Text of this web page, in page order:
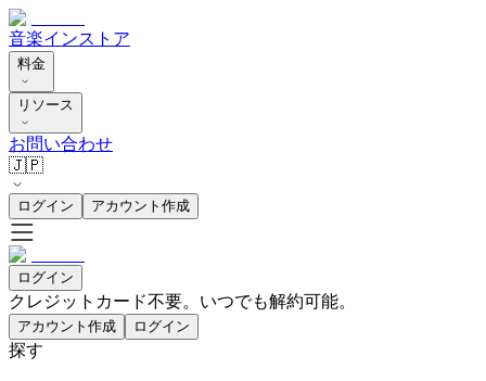
音楽インストア
料金
リソース
お問い合わせ
🇯🇵
ログイン アカウント作成
ログイン
クレジットカード不要。いつでも解約可能。
アカウント作成 ログイン
探す